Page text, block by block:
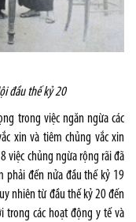
đầu thế kỷ 20
trong việc ngăn ngừa các
xin và tiêm chủng vắc xin
việc chủng ngừa rộng rãi đã
phải đến nửa đầu thế kỷ 19
nhiên từ đầu thế kỷ 20 đến
trong các hoạt động y tế và